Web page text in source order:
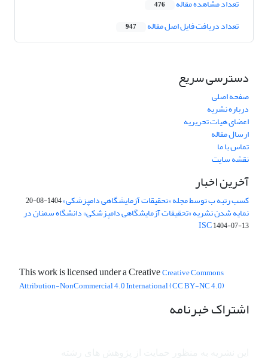
تعداد مشاهده مقاله 476
تعداد دریافت فایل اصل مقاله 947
دسترسی سریع
صفحه اصلی
درباره نشریه
اعضای هیات تحریریه
ارسال مقاله
تماس با ما
نقشه سایت
آخرین اخبار
کسب رتبه ب توسط مجله «تحقیقات آزمایشگاهی دامپزشکی»1404-08-20
نمایه شدن نشریه «تحقیقات آزمایشگاهی دامپزشکی» دانشگاه سمنان در
ISC1404-07-13
This work is licensed under a CreativeCreative Commons
Attribution-NonCommercial 4.0 International (CC BY-NC 4.0)
اشتراک خبرنامه